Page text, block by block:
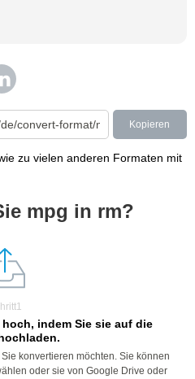
Kopieren
zu vielen anderen Formaten mit
mpg in rm?
indem Sie sie auf die
konvertieren möchten. Sie können
oder sie von Google Drive oder